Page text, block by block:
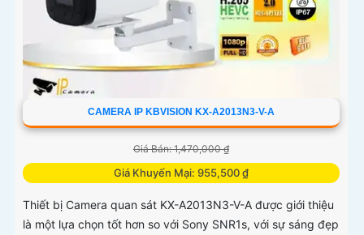
CAMERA IP KBVISION KX-A2013N3-V-A
Giá Bán: 1,470,000 ₫
Giá Khuyến Mại: 955,500 ₫
Thiết bị Camera quan sát KX-A2013N3-V-A được giới thiệu
là một lựa chọn tốt hơn so với Sony SNR1s, với sự sáng đẹp